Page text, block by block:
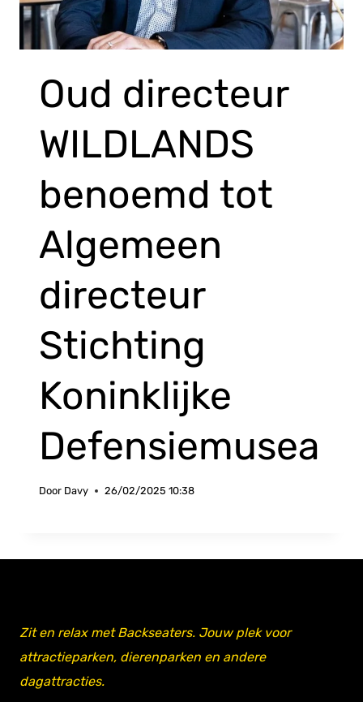
Oud directeur
WILDLANDS
benoemd tot
Algemeen
directeur
Stichting
Koninklijke
Defensiemusea
Door Davy 26/02/2025 10:38
Zit en relax met Backseaters. Jouw plek voor
attractieparken, dierenparken en andere
dagattracties.